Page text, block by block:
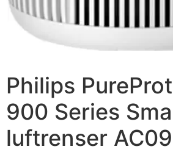
Philips
900 Series
luftrenser